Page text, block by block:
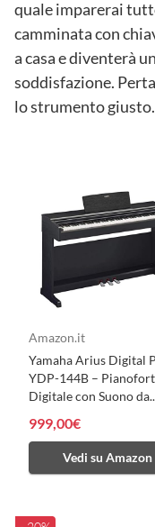
quale imparerai
camminata con
a casa e diventerà
soddisfazione.
lo strumento giusto.
Amazon.it
Yamaha Arius Digital
YDP-144B –
Digitale con Suono
999,00€
Vedi su Amazon